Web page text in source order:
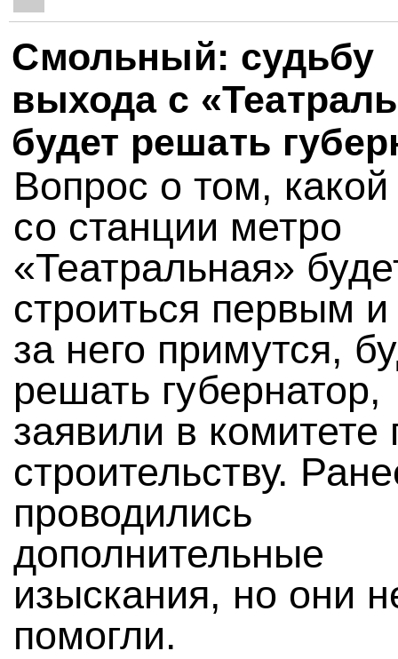
Смольный: судьбу
выхода с
будет решать
Вопрос о том,
со станции метро
«Театральная»
строиться первым и
за него примутся,
решать губернатор,
заявили в комитете
строительству.
проводились
дополнительные
изыскания, но они
помогли.